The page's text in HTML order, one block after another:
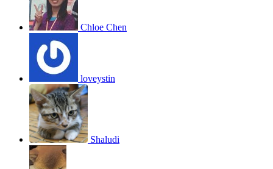
Chloe Chen
loveystin
Shaludi